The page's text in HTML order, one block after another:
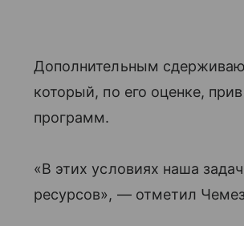
Дополнительным
который, по его оценке,
программ.
«В этих условиях наша
ресурсов», — отметил